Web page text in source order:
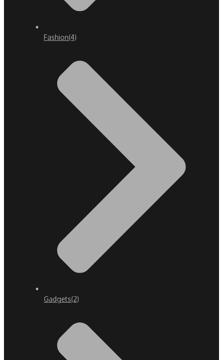
Fashion(4)
Gadgets(2)